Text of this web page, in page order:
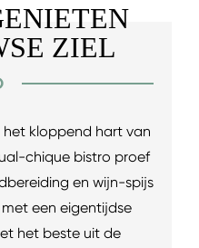
ZIEL
kloppend hart van
chique bistro proef
en wijn-spijs
een eigentijdse
het beste uit de